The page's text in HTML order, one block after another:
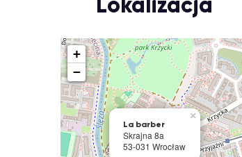
La barber
Skrajna 8a
53-031 Wrocław
×
+
−